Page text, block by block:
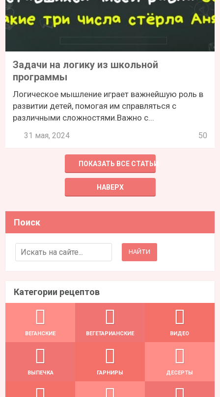
Задачи на логику из школьной
программы
Логическое мышление играет важнейшую роль в
развитии детей, помогая им справляться с
различными сложностями.Важно с...
31 мая, 2024 50
ПОКАЗАТЬ ВСЕ СТАТЬИ
НАВЕРХ
Поиск
Search for:
Категории рецептов
ВЕГАНСКИЕ ВЕГЕТАРИАНСКИЕ ВИДЕО
ВЫПЕЧКА ГАРНИРЫ ДЕСЕРТЫ